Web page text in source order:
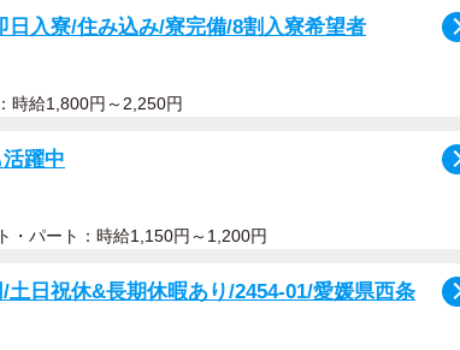
入寮/住み込み/寮完備/8割入寮希望者
時給1,800円～2,250円
躍中
・パート：時給1,150円～1,200円
日祝休&長期休暇あり/2454-01/愛媛県西条